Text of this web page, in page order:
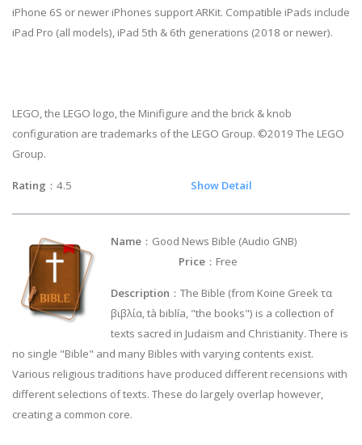
iPhone 6S or newer iPhones support ARKit. Compatible iPads include
iPad Pro (all models), iPad 5th & 6th generations (2018 or newer).
LEGO, the LEGO logo, the Minifigure and the brick & knob
configuration are trademarks of the LEGO Group. ©2019 The LEGO
Group.
Rating ：4.5 Show Detail
Name ：Good News Bible (Audio GNB)
Price ：Free
Description ：The Bible (from Koine Greek τα
βιβλία, tà biblía, "the books") is a collection of
texts sacred in Judaism and Christianity. There is
no single "Bible" and many Bibles with varying contents exist.
Various religious traditions have produced different recensions with
different selections of texts. These do largely overlap however,
creating a common core.